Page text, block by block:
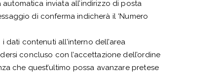
inviata all’indirizzo di posta
di conferma indicherà il ‘Numero
contenuti all’interno dell’area
concluso con l’accettazione dell’ordine
che quest’ultimo possa avanzare pretese